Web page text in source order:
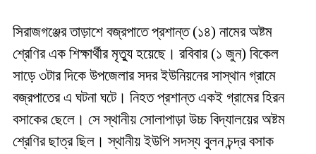
সিরাজগঞ্জের তাড়াশে বজ্রপাতে প্রশান্ত (১৪) নামের অষ্টম
শ্রেণির এক শিক্ষার্থীর মৃত্যু হয়েছে। রবিবার (১ জুন) বিকেল
সাড়ে ৩টার দিকে উপজেলার সদর ইউনিয়নের সাস্থান গ্রামে
বজ্রপাতের এ ঘটনা ঘটে। নিহত প্রশান্ত একই গ্রামের হিরন
বসাকের ছেলে। সে স্থানীয় সোলাপাড়া উচ্চ বিদ্যালয়ের অষ্টম
শ্রেণির ছাত্র ছিল। স্থানীয় ইউপি সদস্য বুলন চন্দ্র বসাক